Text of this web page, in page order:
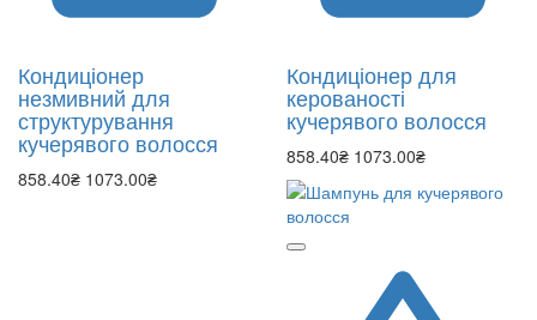
Кондиціонер
незмивний для
структурування
кучерявого волосся
858.40₴ 1073.00₴
Кондиціонер для
керованості
кучерявого волосся
858.40₴ 1073.00₴